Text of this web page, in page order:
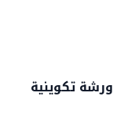
تكوينية